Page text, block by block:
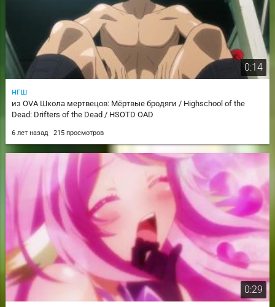
0:14
нгш
из OVA Школа мертвецов: Мёртвые бродяги / Highschool of the
Dead: Drifters of the Dead / HSOTD OAD
6 лет назад 215 просмотров
0:29